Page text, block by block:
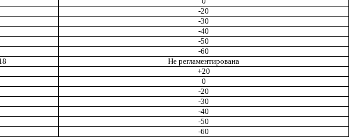
-20
-30
-40
-50
-60
Не регламентирована
+20
0
-20
-30
-40
-50
-60